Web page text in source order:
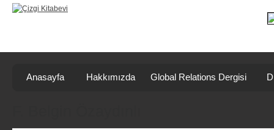
Anasayfa Hakkımızda Global Relations Dergisi